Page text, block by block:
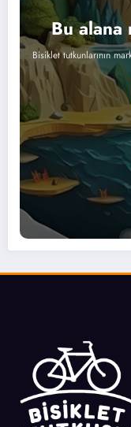
Bu
Bisiklet tutkunlarının